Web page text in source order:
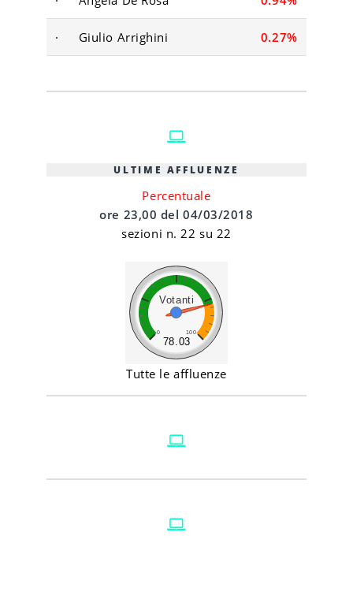
· Giulio Arrighini 0.27%
ULTIME AFFLUENZE
Percentuale
ore 23,00 del 04/03/2018
sezioni n. 22 su 22
Votanti
0 100
78.03
Tutte le affluenze